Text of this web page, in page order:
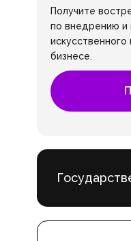
Получите
по внедрению и
бизнесе.